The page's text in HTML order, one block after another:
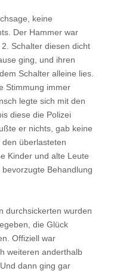
keine
Der Hammer war
Schalter diesen dicht
ging, und ihren
Schalter alleine lies.
Stimmung immer
legte sich mit den
diese die Polizei
er nichts, gab keine
überlasteten
Kinder und alte Leute
Behandlung
durchsickerten wurden
die Glück
Offiziell war
weiteren anderthalb
dann ging gar